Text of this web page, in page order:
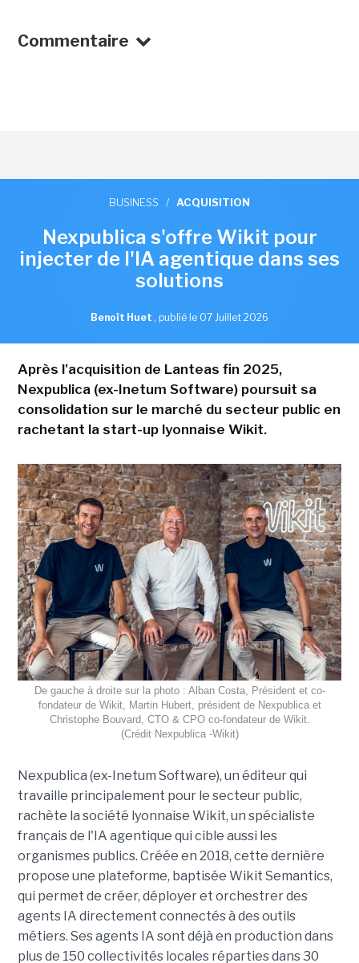
Commentaire
BUSINESS / ACQUISITION
Nexpublica s'offre Wikit pour
injecter de l'IA agentique dans ses
solutions
Benoît Huet , publié le 07 Juillet 2026
Après l'acquisition de Lanteas fin 2025,
Nexpublica (ex-Inetum Software) poursuit sa
consolidation sur le marché du secteur public en
rachetant la start-up lyonnaise Wikit.
De gauche à droite sur la photo : Alban Costa, Président et co-
fondateur de Wikit, Martin Hubert, président de Nexpublica et
Christophe Bouvard, CTO & CPO co-fondateur de Wikit.
(Crédit Nexpublica -Wikit)
Nexpublica (ex-Inetum Software), un éditeur qui
travaille principalement pour le secteur public,
rachète la société lyonnaise Wikit, un spécialiste
français de l'IA agentique qui cible aussi les
organismes publics. Créée en 2018, cette dernière
propose une plateforme, baptisée Wikit Semantics,
qui permet de créer, déployer et orchestrer des
agents IA directement connectés à des outils
métiers. Ses agents IA sont déjà en production dans
plus de 150 collectivités locales réparties dans 30